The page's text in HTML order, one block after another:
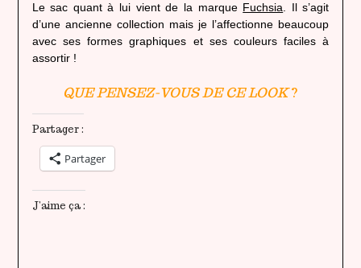
Le sac quant à lui vient de la marque Fuchsia . Il s’agit
d’une ancienne collection mais je l’affectionne beaucoup
avec ses formes graphiques et ses couleurs faciles à
assortir !
QUE PENSEZ-VOUS DE CE LOOK?
Partager :
Partager
J’aime ça :